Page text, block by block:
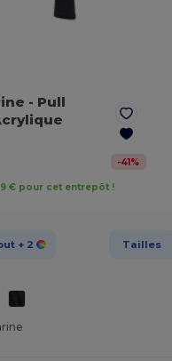
- Pull
-41%
€ pour cet entrepôt !
+ 2 Tailles